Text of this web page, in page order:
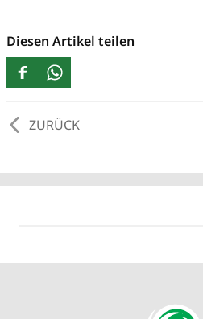
Diesen Artikel teilen
ZURÜCK